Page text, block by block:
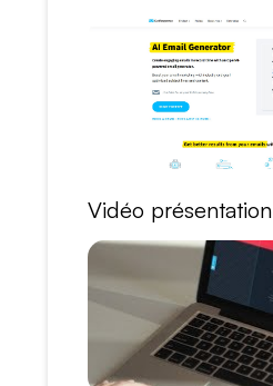
Vidéo présentation